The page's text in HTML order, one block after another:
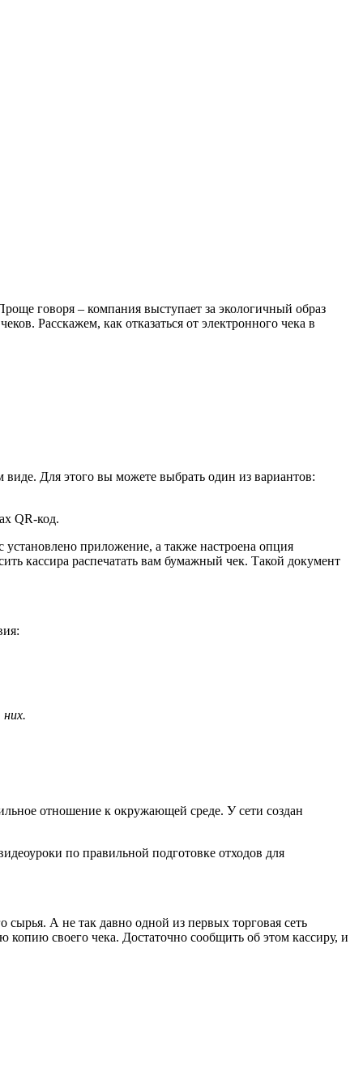
говоря – компания выступает за экологичный образ
Расскажем, как отказаться от электронного чека в
Для этого вы можете выбрать один из вариантов:
QR-код.
приложение, а также настроена опция
кассира распечатать вам бумажный чек. Такой документ
отношение к окружающей среде. У сети создан
по правильной подготовке отходов для
А не так давно одной из первых торговая сеть
своего чека. Достаточно сообщить об этом кассиру, и